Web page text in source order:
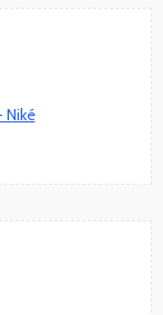
Niké